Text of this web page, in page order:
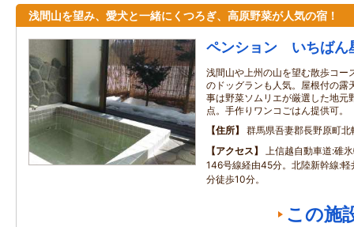
浅間山を望み、愛犬と一緒にくつろぎ、高原野菜が人気の宿！
ペンション いちばん
浅間山や上州の山を望む散歩コー
のドッグランも人気。屋根付の露
事は野菜ソムリエが厳選した地元
点。手作りワンコごはん提供可。
住所
群馬県吾妻郡長野原町
アクセス
上信越自動車道:碓
146号線経由45分。北陸新幹線:
分徒歩10分。
この施